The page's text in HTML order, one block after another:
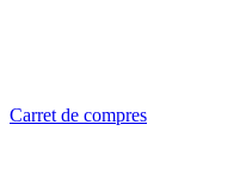
Carret de compres